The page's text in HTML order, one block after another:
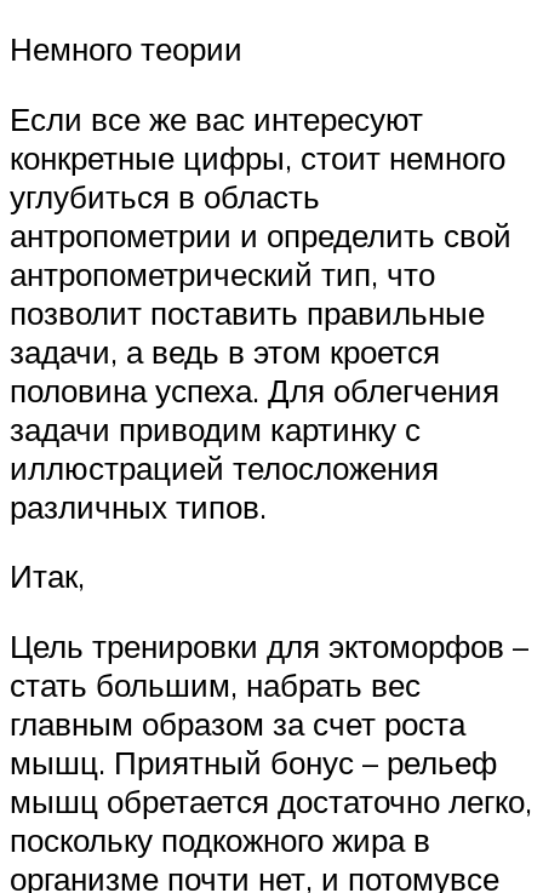
Немного теории
Если все же вас интересуют
конкретные цифры, стоит немного
углубиться в область
антропометрии и определить свой
антропометрический тип, что
позволит поставить правильные
задачи, а ведь в этом кроется
половина успеха. Для облегчения
задачи приводим картинку с
иллюстрацией телосложения
различных типов.
Итак,
Цель тренировки для эктоморфов –
стать большим, набрать вес
главным образом за счет роста
мышц. Приятный бонус – рельеф
мышц обретается достаточно легко,
поскольку подкожного жира в
организме почти нет, и потомувсе